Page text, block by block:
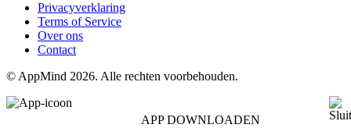
Privacyverklaring
Terms of Service
Over ons
Contact
© AppMind 2026. Alle rechten voorbehouden.
APP DOWNLOADEN